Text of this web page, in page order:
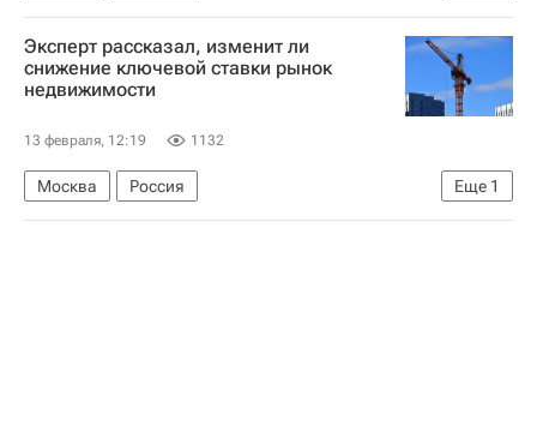
Рейтинговое агентство строительного комплекса (РАСК)
Строительство
Эксперт рассказал, изменит ли
снижение ключевой ставки рынок
недвижимости
13 февраля, 12:19 1132
Еще 1
Москва
Россия
Центральный Банк РФ (ЦБ РФ)